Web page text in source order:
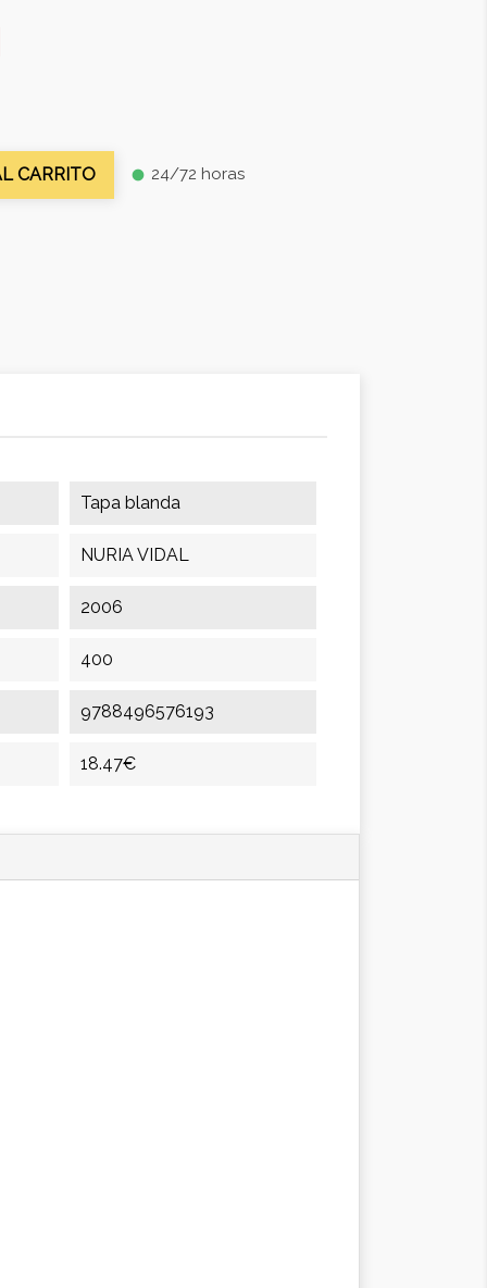
CARRITO fiber_manual_record 24/72 horas
Tapa blanda
NURIA VIDAL
2006
400
9788496576193
18.47€